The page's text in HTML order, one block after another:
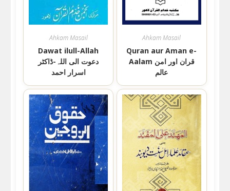
Ahkam Masail
Dawat ilull-Allah
دعوت الی اللہ-ڈاکٹر
اسرار احمد
Ahkam Masail
Quran aur Aman e-
Aalam قران اور امن
عالم